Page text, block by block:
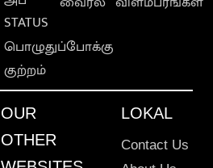
STATUS
பொழுதுப்போக்கு
குற்றம்
OUR
OTHER
LOKAL
Contact Us